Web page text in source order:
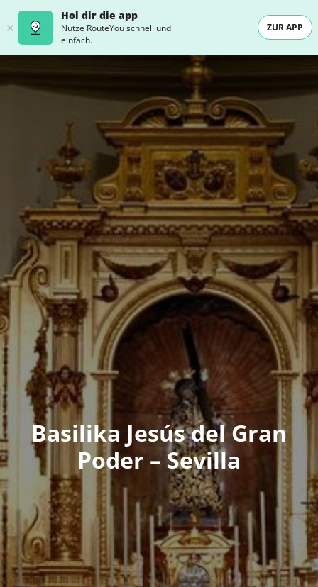
Hol dir die app
Nutze RouteYou schnell und
einfach.
ZUR APP
Basilika Jesús del Gran
Poder – Sevilla